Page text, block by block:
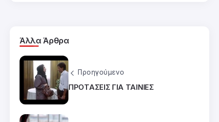
Άλλα Άρθρα
Προηγούμενο
ΠΡΟΤΑΣΕΙΣ ΓΙΑ ΤΑΙΝΙΕΣ